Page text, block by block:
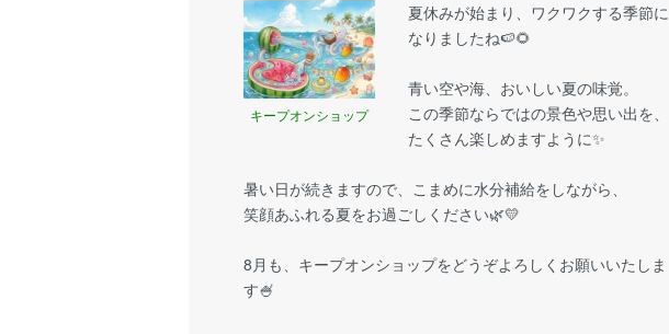
キープオンショップ
夏休みが始まり、ワクワクする季節に
なりましたね🍉🌻
青い空や海、おいしい夏の味覚。
この季節ならではの景色や思い出を、
たくさん楽しめますように✨
暑い日が続きますので、こまめに水分補給をしながら、
笑顔あふれる夏をお過ごしください🌿💛
8月も、キープオンショップをどうぞよろしくお願いいたしま
す🍧